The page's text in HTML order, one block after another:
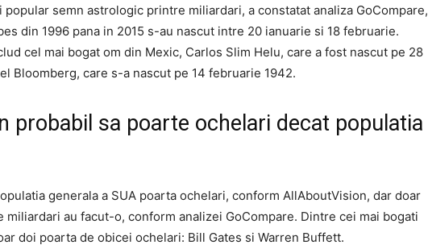
popular semn astrologic printre miliardari, a constatat analiza GoCompare,
din 1996 pana in 2015 s-au nascut intre 20 ianuarie si 18 februarie.
cel mai bogat om din Mexic, Carlos Slim Helu, care a fost nascut pe 28
Bloomberg, care s-a nascut pe 14 februarie 1942.
probabil sa poarte ochelari decat populatia
generala a SUA poarta ochelari, conform AllAboutVision, dar doar
miliardari au facut-o, conform analizei GoCompare. Dintre cei mai bogati
doi poarta de obicei ochelari: Bill Gates si Warren Buffett.